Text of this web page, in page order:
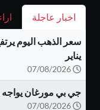
اخبار عاجلة
يناير
جي بي مورغان يواجه